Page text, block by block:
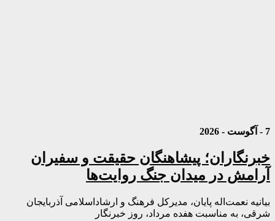
7 - آگوست - 2026
خبرنگاران؛ پیشاهنگان حقیقت و سفیران
آرامش در میدان جنگ روایت‌ها
بیانیه نعمت‌اله پایان، مدیرکل فرهنگ و ارشاداسلامی آذربایجان
شرقی، به مناسبت هفده مرداد، روز خبرنگار